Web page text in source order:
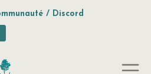
/ Discord